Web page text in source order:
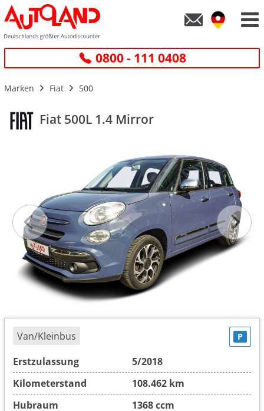
0800 - 111 0408
Marken Fiat 500
Fiat 500L 1.4 Mirror
Van/Kleinbus P
Erstzulassung
5/2018
Kilometerstand
108.462 km
Hubraum
1368 ccm